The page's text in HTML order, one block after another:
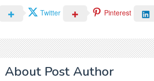
Twitter Pinterest
About Post Author